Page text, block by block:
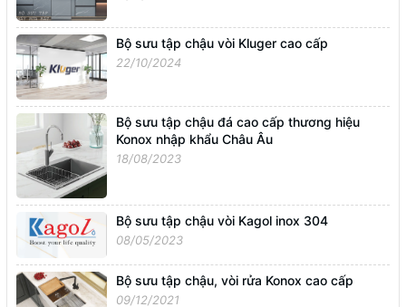
Bộ sưu tập chậu vòi Kluger cao cấp
22/10/2024
Bộ sưu tập chậu đá cao cấp thương hiệu
Konox nhập khẩu Châu Âu
18/08/2023
Bộ sưu tập chậu vòi Kagol inox 304
08/05/2023
Bộ sưu tập chậu, vòi rửa Konox cao cấp
09/12/2021